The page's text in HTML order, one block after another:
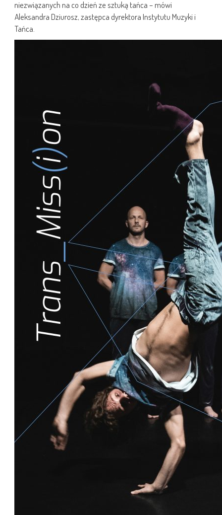
niezwiązanych na co dzień ze sztuką tańca – mówi
Aleksandra Dziurosz, zastępca dyrektora Instytutu Muzyki i
Tańca.